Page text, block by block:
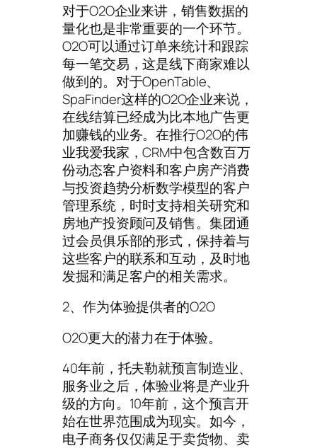
对于O2O企业来讲，销售数据的
量化也是非常重要的一个环节。
O2O可以通过订单来统计和跟踪
每一笔交易，这是线下商家难以
做到的。对于OpenTable、
SpaFinder这样的O2O企业来说，
在线结算已经成为比本地广告更
加赚钱的业务。在推行O2O的伟
业我爱我家，CRM中包含数百万
份动态客户资料和客户房产消费
与投资趋势分析数学模型的客户
管理系统，时时支持相关研究和
房地产投资顾问及销售。集团通
过会员俱乐部的形式，保持着与
这些客户的联系和互动，及时地
发掘和满足客户的相关需求。
2、作为体验提供者的O2O
O2O更大的潜力在于体验。
40年前，托夫勒就预言制造业、
服务业之后，体验业将是产业升
级的方向。10年前，这个预言开
始在世界范围成为现实。如今，
电子商务仅仅满足于卖货物、卖